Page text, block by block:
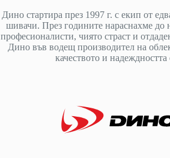
Дино стартира през 1997 г. с екип от
шивачи. През годините нараснахме до
професионалисти, чиято страст и
Дино във водещ производител на
качеството и надеждността